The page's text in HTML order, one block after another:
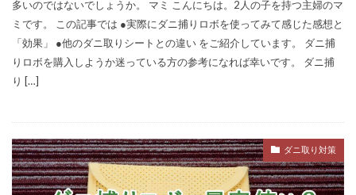
多いのではないでしょうか。 マミ こんにちは。2人の子を持つ主婦のマ
ミです。 この記事では ●実際にダニ捕りロボを使ってみて感じた感想と
「効果」 ●他のダニ取りシートとの違い をご紹介しています。 ダニ捕
りロボを購入しようか迷っている方の参考になれば幸いです。 ダニ捕
り […]
ダニ取り対策